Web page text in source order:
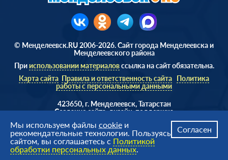
© Менделеевск.RU 2006-2026. Сайт города Менделеевска и
Менделеевского района
Прииспользовании материаловссылка на сайт обязательна.
Карта сайта Правила и ответственность сайта Политика
работы с персональными данными
423650, г. Менделеевск, Татарстан
Cоздание сайта, дизайн, поддержка
Мы используем файлы cookie и
рекомендательные технологии. Пользуясь
сайтом, вы соглашаетесь с Политикой
обработки персональных данных.
Согласен